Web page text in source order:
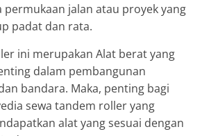
permukaan jalan atau proyek yang
padat dan rata.
ini merupakan Alat berat yang
dalam pembangunan
bandara. Maka, penting bagi
sewa tandem roller yang
alat yang sesuai dengan